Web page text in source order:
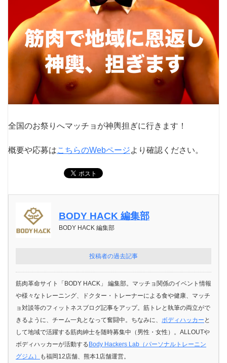
全国のお祭りへマッチョが神輿担ぎに行きます！
概要や応募はこちらのWebページより確認ください。
BODY HACK 編集部
BODY HACK 編集部
投稿者の過去記事
筋肉革命サイト「BODY HACK」 編集部。マッチョ関係のイベント情報
や様々なトレーニング、ドクター・トレーナーによる食や健康、マッチ
ョ対談等のフィットネスブログ記事をアップ。筋トレと執筆の両立がで
きるように、チーム一丸となって奮闘中。ちなみに、 ボディハッカー と
して地域で活躍する筋肉紳士を随時募集中（男性・女性）。ALLOUTや
ボディハッカーが活動する Body Hackers Lab（パーソナルトレーニン
グジム）
も福岡12店舗、熊本1店舗運営。